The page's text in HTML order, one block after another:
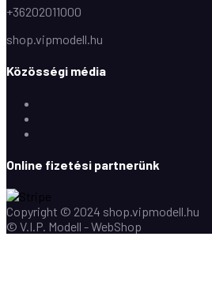
+36202011000
shop.vipmodell.hu
Közösségi média
Online fizetési partnerünk
Copyright © 2024 shop.vipmodell.hu
© V.I.P. Modell - WebShop